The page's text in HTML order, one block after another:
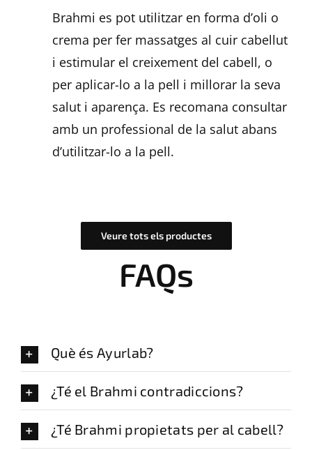
Brahmi es pot utilitzar en forma d’oli o
crema per fer massatges al cuir cabellut
i estimular el creixement del cabell, o
per aplicar-lo a la pell i millorar la seva
salut i aparença. Es recomana consultar
amb un professional de la salut abans
d’utilitzar-lo a la pell.
Veure tots els productes
FAQs
Què és Ayurlab?
¿Té el Brahmi contradiccions?
¿Té Brahmi propietats per al cabell?